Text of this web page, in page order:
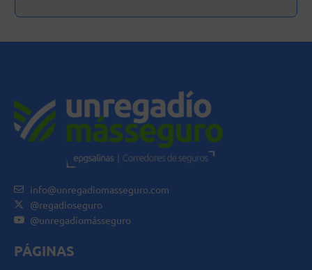
info@unregadiomasseguro.com
@regadioseguro
@unregadíomásseguro
PÁGINAS